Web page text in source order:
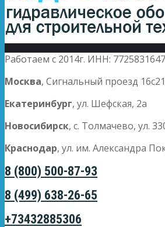
Работаем с 2014г. ИНН: 7725831647
Москва, Сигнальный проезд 16с21
Екатеринбург, ул. Шефская, 2а
Новосибирск, с. Толмачево, ул.
Краснодар, ул. им. Александра
8 (800) 500-87-93
8 (499) 638-26-65
+73432885306